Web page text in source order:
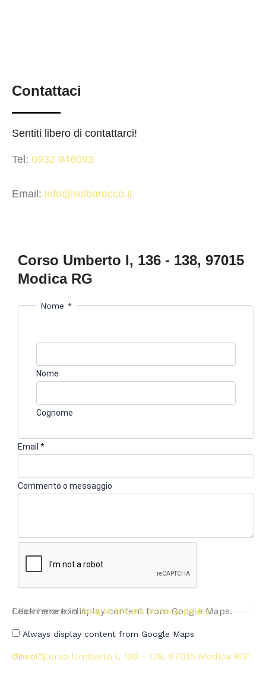
Contattaci
Sentiti libero di contattarci!
Tel: 0932 946093
Email: info@solbarocco.it
Corso Umberto I, 136 - 138, 97015
Modica RG
Nome *
Nome
Cognome
Email *
Commento o messaggio
Display
Umberto
136
-
Click here to display content from Google Maps.
Learn more inGoogle Maps’s privacy policy.
Always display content from Google Maps
Open "Corso Umberto I, 136 - 138, 97015 Modica RG" directly